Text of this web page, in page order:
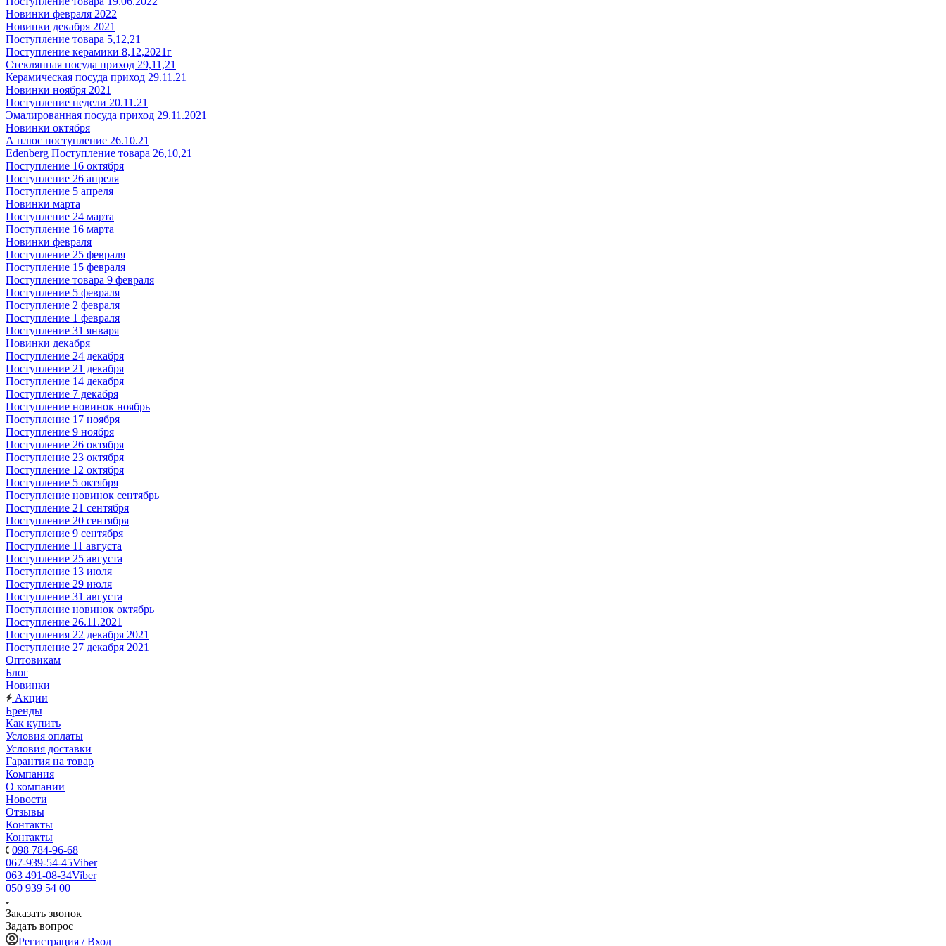
Новинки февраля 2022
Новинки декабря 2021
Поступление товара 5,12,21
Поступление керамики 8,12,2021г
Стеклянная посуда приход 29,11,21
Керамическая посуда приход 29.11.21
Новинки ноября 2021
Поступление недели 20.11.21
Эмалированная посуда приход 29.11.2021
Новинки октября
А плюс поступление 26.10.21
Edenberg Поступление товара 26,10,21
Поступление 16 октября
Поступление 26 апреля
Поступление 5 апреля
Новинки марта
Поступление 24 марта
Поступление 16 марта
Новинки февраля
Поступление 25 февраля
Поступление 15 февраля
Поступление товара 9 февраля
Поступление 5 февраля
Поступление 2 февраля
Поступление 1 февраля
Поступление 31 января
Новинки декабря
Поступление 24 декабря
Поступление 21 декабря
Поступление 14 декабря
Поступление 7 декабря
Поступление новинок ноябрь
Поступление 17 ноября
Поступление 9 ноября
Поступление 26 октября
Поступление 23 октября
Поступление 12 октября
Поступление 5 октября
Поступление новинок сентябрь
Поступление 21 сентября
Поступление 20 сентября
Поступление 9 сентября
Поступление 11 августа
Поступление 25 августа
Поступление 13 июля
Поступление 29 июля
Поступление 31 августа
Поступление новинок октябрь
Поступление 26.11.2021
Поступления 22 декабря 2021
Поступление 27 декабря 2021
Оптовикам
Блог
Новинки
Акции
Бренды
Как купить
Условия оплаты
Условия доставки
Гарантия на товар
Компания
О компании
Новости
Отзывы
Контакты
Контакты
098 784-96-68
067-939-54-45Viber
063 491-08-34Viber
050 939 54 00
Заказать звонок
Задать вопрос
Регистрация / Вход